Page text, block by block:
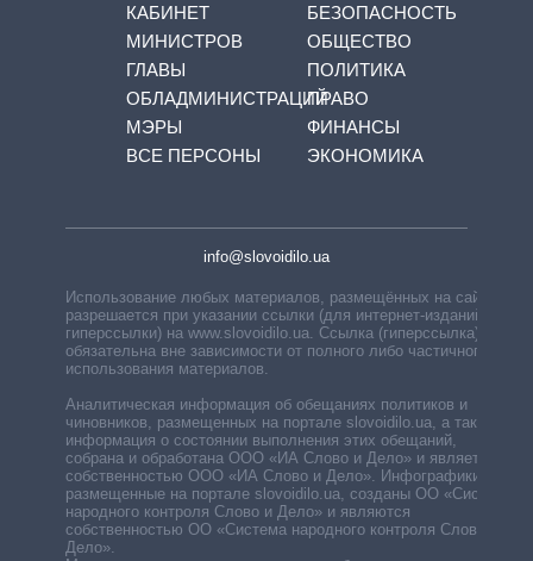
КАБИНЕТ
МИНИСТРОВ
ГЛАВЫ
ОБЛАДМИНИСТРАЦИЙ
МЭРЫ
ВСЕ ПЕРСОНЫ
БЕЗОПАСНОСТЬ
ОБЩЕСТВО
ПОЛИТИКА
ПРАВО
ФИНАНСЫ
ЭКОНОМИКА
info@slovoidilo.ua
Использование любых материалов, размещённых на сайте,
разрешается при указании ссылки (для интернет-изданий —
гиперссылки) на www.slovoidilo.ua. Ссылка (гиперссылка)
обязательна вне зависимости от полного либо частичного
использования материалов.
Аналитическая информация об обещаниях политиков и
чиновников, размещенных на портале slovoidilo.ua, а также
информация о состоянии выполнения этих обещаний,
собрана и обработана ООО «ИА Слово и Дело» и является
собственностью ООО «ИА Слово и Дело». Инфографики,
размещенные на портале slovoidilo.ua, созданы ОО «Система
народного контроля Слово и Дело» и являются
собственностью ОО «Система народного контроля Слово и
Дело».